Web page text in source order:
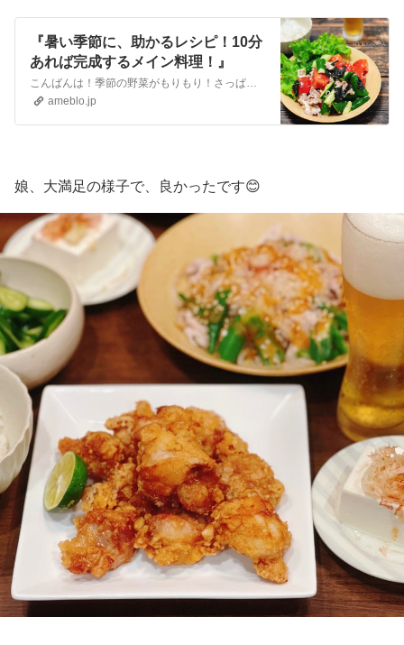
『暑い季節に、助かるレシピ！10分
あれば完成するメイン料理！』
こんばんは！季節の野菜がもりもり！さっぱり豚しゃぶサラダレシピのご紹介です。10分あれば完成するメイン料理です。さっぱり食べれて、しかも手早くできる冷しゃぶは…
ameblo.jp
娘、大満足の様子で、良かったです😊